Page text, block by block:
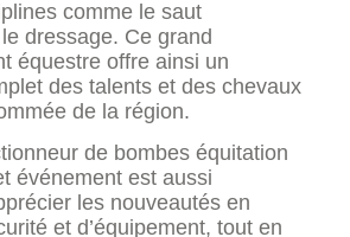
comme le saut
dressage. Ce grand
équestre offre ainsi un
des talents et des chevaux
de la région.
de bombes équitation
événement est aussi
les nouveautés en
et d’équipement, tout en